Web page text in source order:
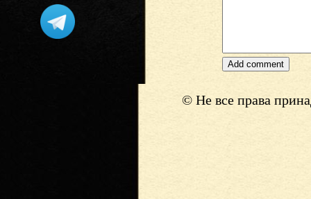
© Не все права